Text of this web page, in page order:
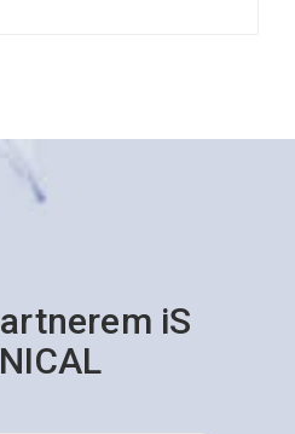
iS